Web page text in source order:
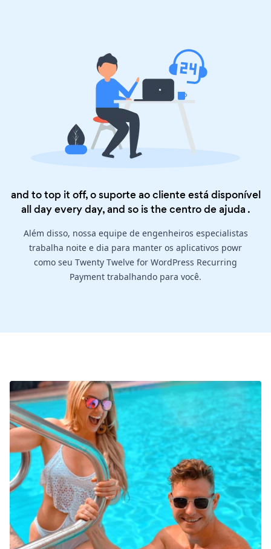
and to top it off, o suporte ao cliente está disponível
all day every day, and so is thecentro de ajuda .
Além disso, nossa equipe de engenheiros especialistas
trabalha noite e dia para manter os aplicativos powr
como seu Twenty Twelve for WordPress Recurring
Payment trabalhando para você.